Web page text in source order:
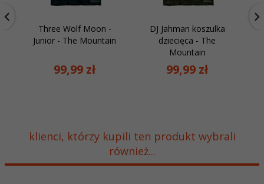
Three Wolf Moon -
Junior - The Mountain
99,99 zł
DJ Jahman koszulka
dziecięca - The
Mountain
99,99 zł
klienci, którzy kupili ten produkt wybrali
również...